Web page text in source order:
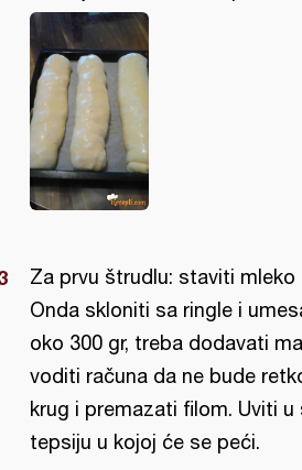
Za prvu štrudlu: staviti
Onda skloniti sa ringle i
oko 300 gr, treba dodavati
voditi računa da ne bude
krug i premazati filom. Uviti
tepsiju u kojoj će se peći.